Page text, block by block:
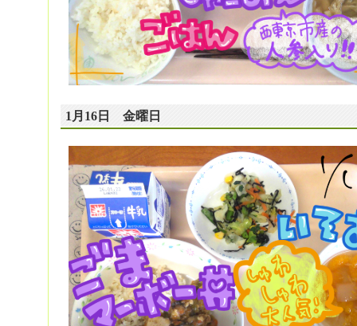
1月16日 金曜日